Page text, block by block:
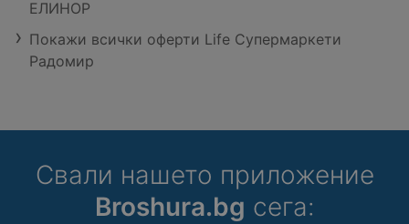
ЕЛИНОР
Покажи всички оферти Life Супермаркети
Радомир
Свали нашето приложение
Broshura.bg сега: